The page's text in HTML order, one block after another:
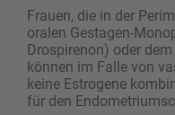
Frauen, die in der
oralen Gestagen-
Drospirenon) oder
können im Falle von
keine Estrogene
für den